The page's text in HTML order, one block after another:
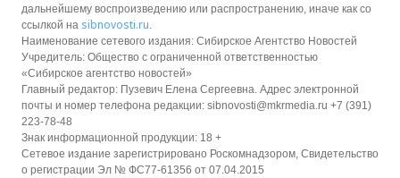
дальнейшему воспроизведению или распространению, иначе как со
ссылкой на sibnovosti.ru
Наименование сетевого издания: Сибирское Агентство Новостей
Учредитель: Общество с ограниченной ответственностью
«Сибирское агентство новостей»
Главный редактор: Пузевич Елена Сергеевна. Адрес электронной
почты и номер телефона редакции: sibnovosti@mkrmedia.ru +7 (391)
223-78-48
Знак информационной продукции: 18 +
Сетевое издание зарегистрировано Роскомнадзором, Свидетельство
о регистрации Эл № ФС77-61356 от 07.04.2015